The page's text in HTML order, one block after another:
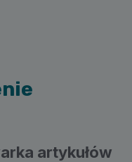
artykułów